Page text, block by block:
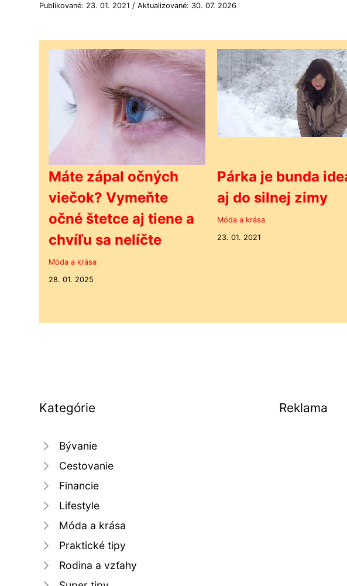
Publikované: 23. 01. 2021 / Aktualizované: 30. 07. 2026
Máte zápal očných
viečok? Vymeňte
očné štetce aj tiene a
chvíľu sa nelíčte
Móda a krása
28. 01. 2025
Párka je bunda
aj do silnej zimy
Móda a krása
23. 01. 2021
Kategórie
Bývanie
Cestovanie
Financie
Lifestyle
Móda a krása
Praktické tipy
Rodina a vzťahy
Reklama